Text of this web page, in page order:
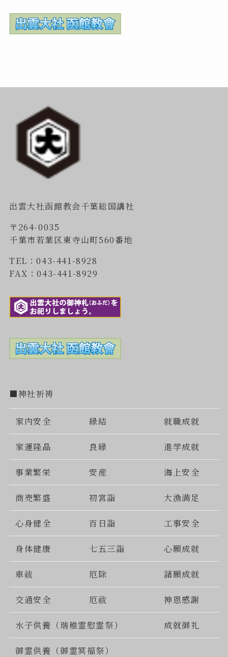
出雲大社函館教会千葉総国講社
〒264-0035
千葉市若葉区東寺山町560番地
TEL：043-441-8928
FAX：043-441-8929
■神社祈祷
家内安全 縁結 就職成就
家運隆晶 良縁 進学成就
事業繁栄 安産 海上安全
商売繁盛 初宮詣 大漁満足
心身健全 百日詣 工事安全
身体健康 七五三詣 心願成就
車祓 厄除 諸願成就
交通安全 厄祓 神恩感謝
水子供養（瑞稚霊慰霊祭） 成就御礼
御霊供養（御霊冥福祭）